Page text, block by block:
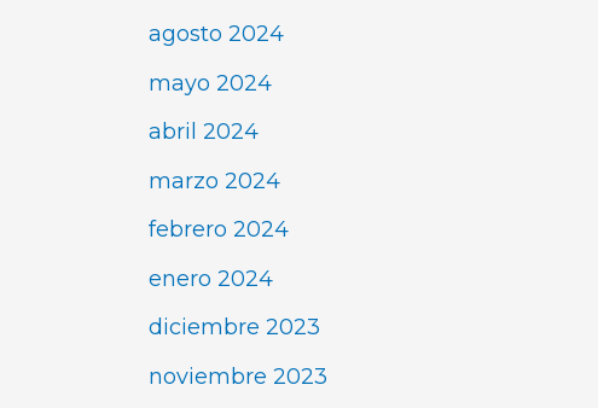
agosto 2024
mayo 2024
abril 2024
marzo 2024
febrero 2024
enero 2024
diciembre 2023
noviembre 2023